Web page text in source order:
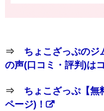
⇒ ちょこざっぷのジ
の声(口コミ・評判)は
⇒ ちょこざっぷ【無
ページ)！